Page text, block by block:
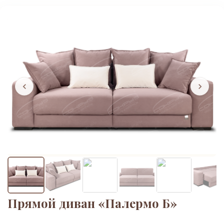
Прямой диван «Палермо Б»